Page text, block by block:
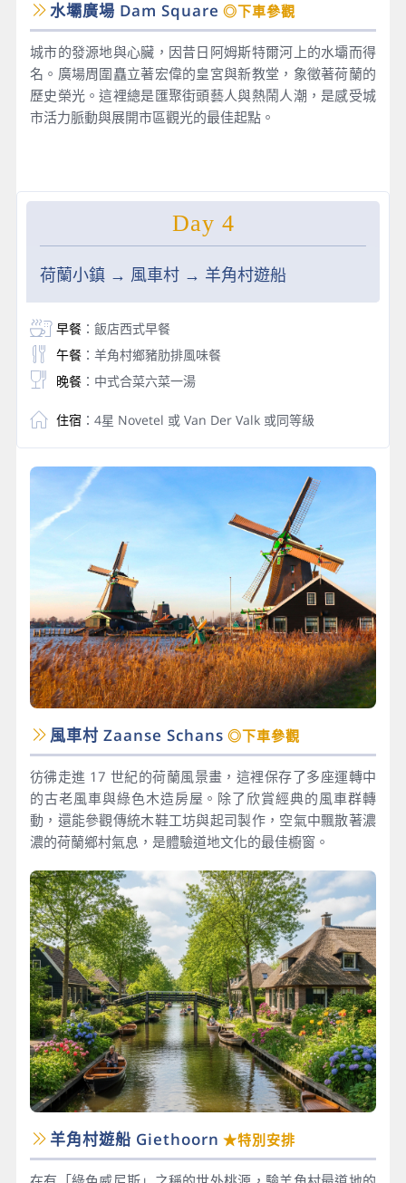
水壩廣場 Dam Square ◎下車參觀
城市的發源地與心臟，因昔日阿姆斯特爾河上的水壩而得
名。廣場周圍矗立著宏偉的皇宮與新教堂，象徵著荷蘭的
歷史榮光。這裡總是匯聚街頭藝人與熱鬧人潮，是感受城
市活力脈動與展開市區觀光的最佳起點。
Day 4
荷蘭小鎮 → 風車村 → 羊角村遊船
早餐：飯店西式早餐
午餐：羊角村鄉豬肋排風味餐
晚餐：中式合菜六菜一湯
住宿 ：4星 Novetel 或 Van Der Valk 或同等級
風車村 Zaanse Schans ◎下車參觀
彷彿走進 17 世紀的荷蘭風景畫，這裡保存了多座運轉中
的古老風車與綠色木造房屋。除了欣賞經典的風車群轉
動，還能參觀傳統木鞋工坊與起司製作，空氣中飄散著濃
濃的荷蘭鄉村氣息，是體驗道地文化的最佳櫥窗。
羊角村遊船 Giethoorn ★特別安排